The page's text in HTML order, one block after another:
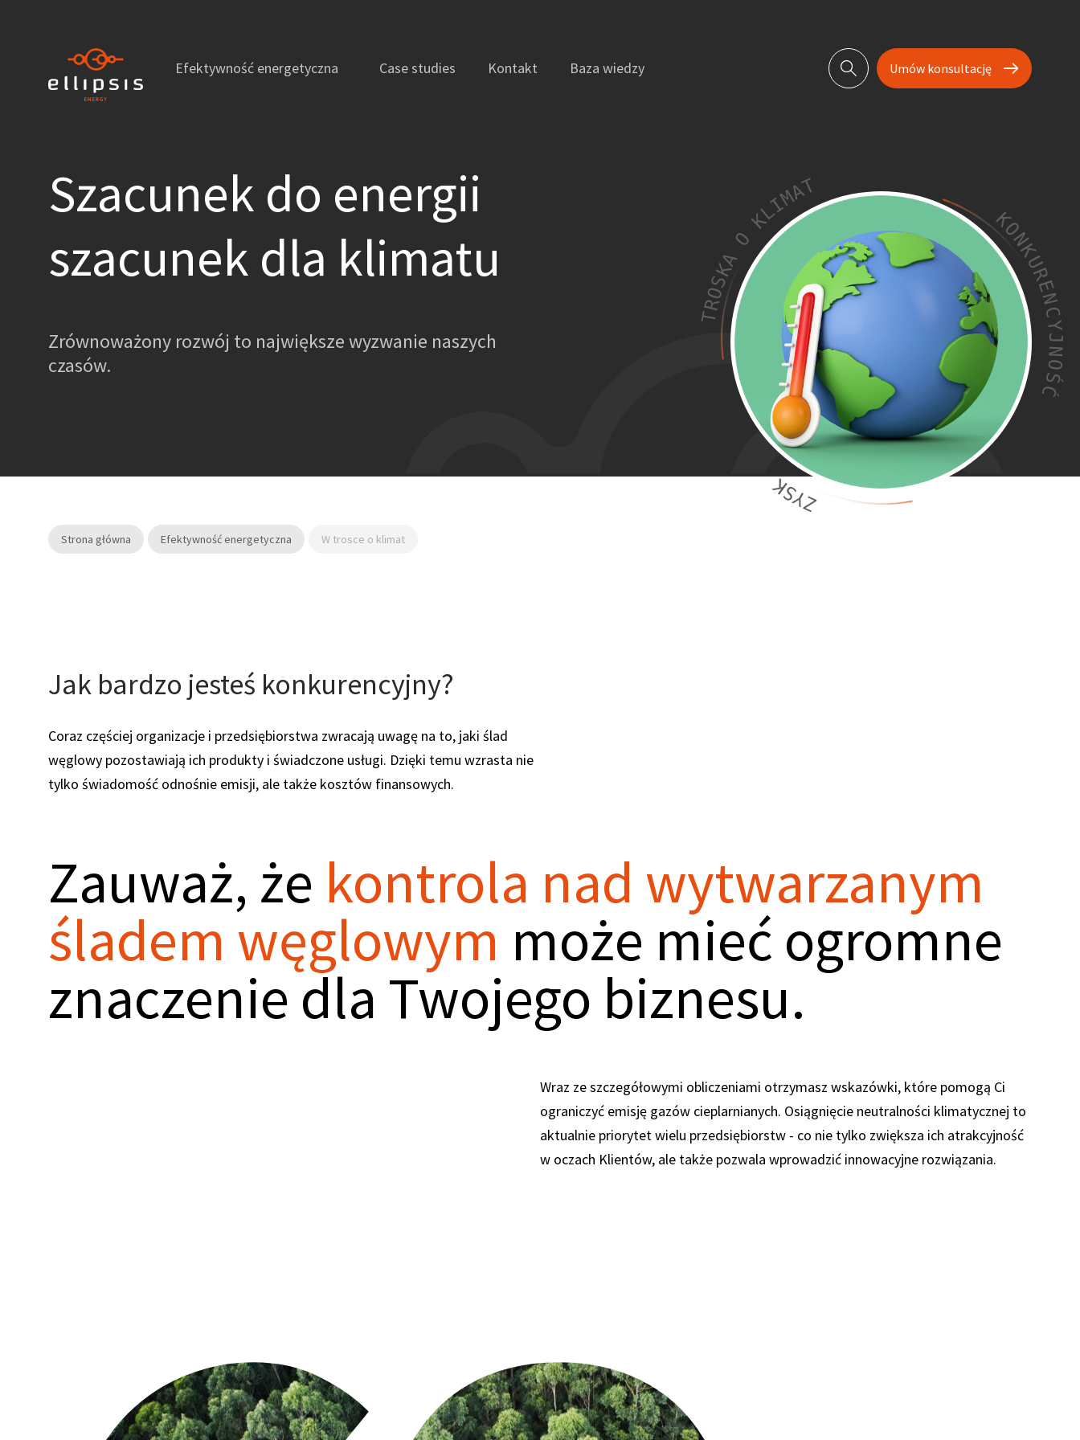
Efektywność energetyczna Case studies Kontakt Baza wiedzy Umów konsultację
Szacunek do energii
szacunek dla klimatu
Zrównoważony rozwój to największe wyzwanie naszych
czasów.
K
O
N
K
U
R
E
N
C
Y
J
N
O
Ś
Ć
Z
Y
S
K
T
R
O
S
K
A
O
K
LI
MA
T
Strona główna Efektywność energetyczna W trosce o klimat
Jak bardzo jesteś konkurencyjny?
Coraz częściej organizacje i przedsiębiorstwa zwracają uwagę na to, jaki ślad
węglowy pozostawiają ich produkty i świadczone usługi. Dzięki temu wzrasta nie
tylko świadomość odnośnie emisji, ale także kosztów finansowych.
Zauważ, że kontrola nad wytwarzanym
śladem węglowym może mieć ogromne
znaczenie dla Twojego biznesu.
Wraz ze szczegółowymi obliczeniami otrzymasz wskazówki, które pomogą Ci
ograniczyć emisję gazów cieplarnianych. Osiągnięcie neutralności klimatycznej to
aktualnie priorytet wielu przedsiębiorstw - co nie tylko zwiększa ich atrakcyjność
w oczach Klientów, ale także pozwala wprowadzić innowacyjne rozwiązania.